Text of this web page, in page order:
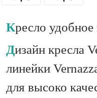
Кресло
Дизайн кресла Vernazza Soft Fabric выполнен в соответствии со стилем
линейки
для высоко